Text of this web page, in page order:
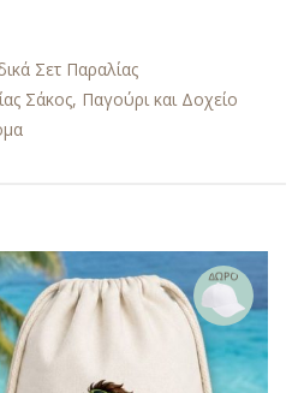
Σετ Παραλίας
Σάκος, Παγούρι και Δοχείο